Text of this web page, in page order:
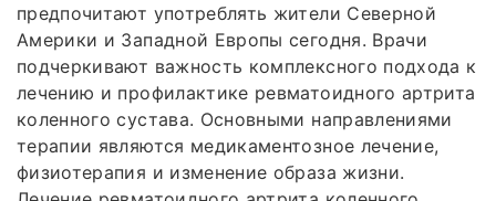
предпочитают употреблять жители Северной
Америки и Западной Европы сегодня. Врачи
подчеркивают важность комплексного подхода к
лечению и профилактике ревматоидного артрита
коленного сустава. Основными направлениями
терапии являются медикаментозное лечение,
физиотерапия и изменение образа жизни.